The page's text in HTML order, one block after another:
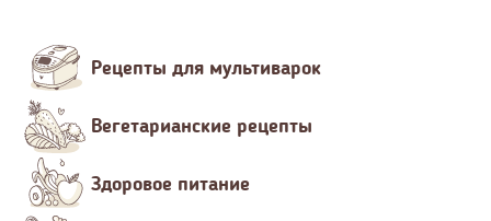
Рецепты для мультиварок
Вегетарианские рецепты
Здоровое питание